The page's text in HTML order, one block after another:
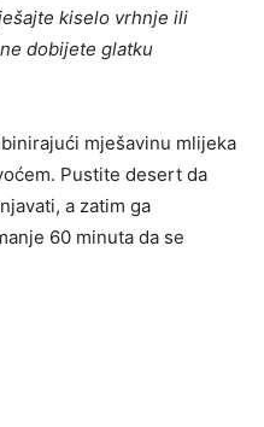
kiselo vrhnje ili
dobijete glatku
mješavinu mlijeka
Pustite desert da
a zatim ga
60 minuta da se